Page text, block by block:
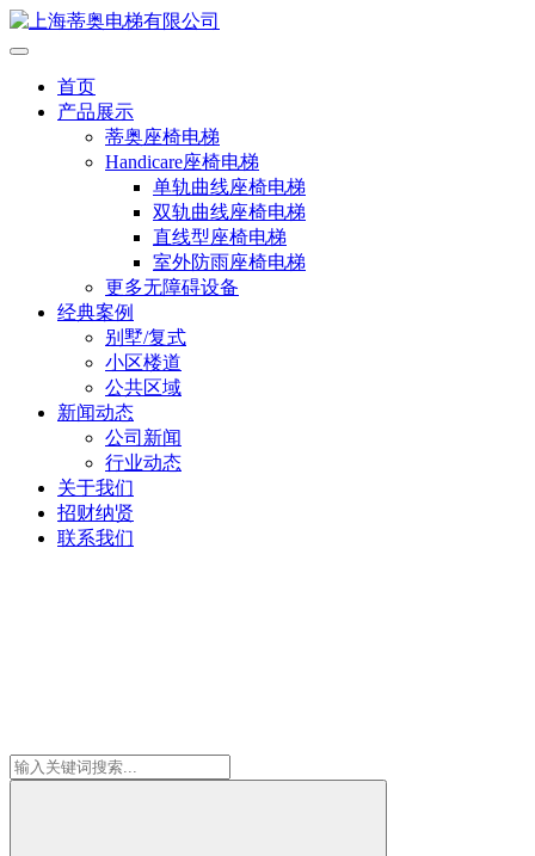
首页
产品展示
蒂奥座椅电梯
Handicare座椅电梯
单轨曲线座椅电梯
双轨曲线座椅电梯
直线型座椅电梯
室外防雨座椅电梯
更多无障碍设备
经典案例
别墅/复式
小区楼道
公共区域
新闻动态
公司新闻
行业动态
关于我们
招财纳贤
联系我们